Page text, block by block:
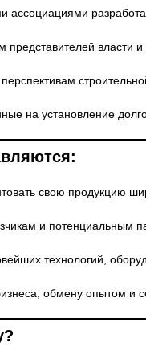
ассоциациями
представителей власти и
на установление
свою продукцию
и потенциальным
технологий,
обмену опытом и